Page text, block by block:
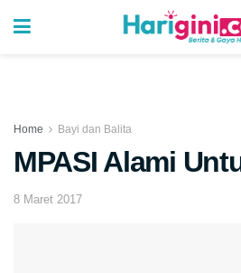
Home Bayi dan Balita
MPASI Alami
8 Maret 2017